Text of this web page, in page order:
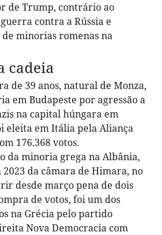
de Trump, contrário ao
contra a Rússia e
minorias romenas na
cadeia
de 39 anos, natural de Monza,
em Budapeste por agressão a
na capital húngara em
eleita em Itália pela Aliança
176.368 votos.
da minoria grega na Albânia,
da câmara de Himara, no
desde março pena de dois
de votos, foi um dos
na Grécia pelo partido
Nova Democracia com